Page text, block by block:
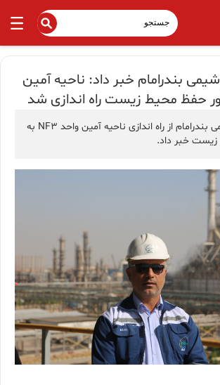
بندرامام خبر داد: ناحیه آمین
حفظ محیط زیست راه اندازی شد
مدیرعامل پتروشیمی بندرامام از راه اندازی ناحیه آمین واحد NF3 به
خبر داد.